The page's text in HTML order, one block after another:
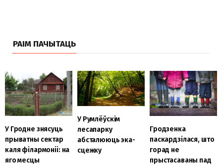
РАІМ ПАЧЫТАЦЬ
У Гродне знясуць
прыватны сектар
каля філармоніі: на
яго месцы
У Румлёўскім
лесапарку
абсталююць эка-
сцежку
Гродзенка
паскардзілася, што
горад не
прыстасаваны пад